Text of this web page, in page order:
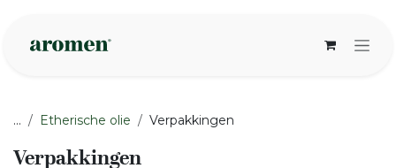
... Etherische olie Verpakkingen
Verpakkingen